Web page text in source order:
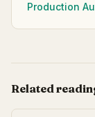
Production
Related